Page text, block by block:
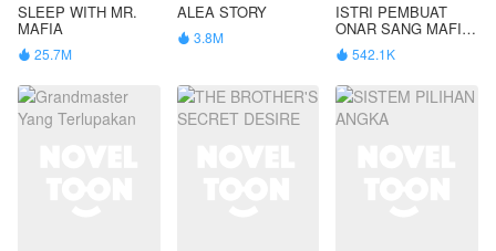
SLEEP WITH MR.
MAFIA
 25.7M
ALEA STORY
 3.8M
ISTRI PEMBUAT
ONAR SANG MAFIA
KEJAM
 542.1K